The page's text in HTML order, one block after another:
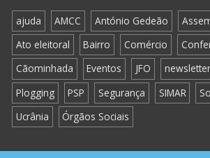
ajuda AMCC António Gedeão
Ato eleitoral
Bairro Comércio
Cãominhada
Eventos JFO newsletter
Plogging
PSP Segurança SIMAR
Ucrânia
Órgãos Sociais